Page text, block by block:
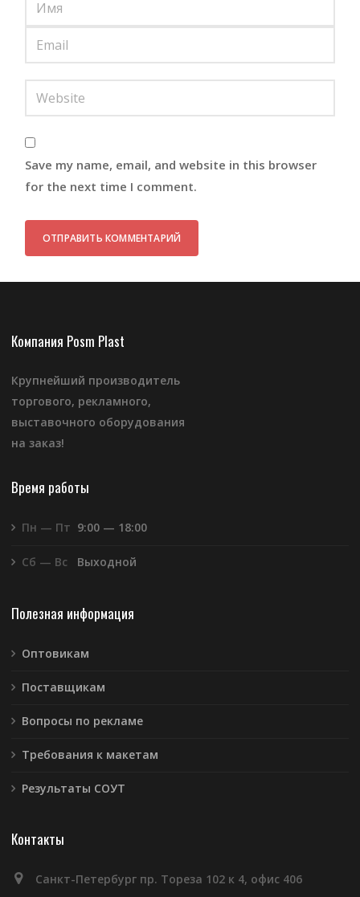
Save my name, email, and website in this browser
for the next time I comment.
Компания Posm Plast
Крупнейший производитель
торгового, рекламного,
выставочного оборудования
на заказ!
Время работы
Пн — Пт 9:00 — 18:00
Сб — Вс Выходной
Полезная информация
Оптовикам
Поставщикам
Вопросы по рекламе
Требования к макетам
Результаты СОУТ
Контакты
Санкт-Петербург пр. Тореза 102 к 4, офис 406